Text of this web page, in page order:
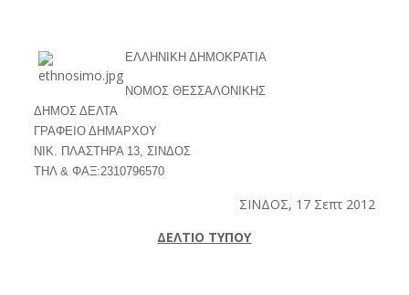
ΕΛΛΗΝΙΚΗ ΔΗΜΟΚΡΑΤΙΑ
ΝΟΜΟΣ ΘΕΣΣΑΛΟΝΙΚΗΣ
ΔΗΜΟΣ ΔΕΛΤΑ
ΓΡΑΦΕΙΟ ΔΗΜΑΡΧΟΥ
ΝΙΚ. ΠΛΑΣΤΗΡΑ 13, ΣΙΝΔΟΣ
ΤΗΛ & ΦΑΞ:2310796570
ΣΙΝΔΟΣ, 17 Σεπτ 2012
ΔΕΛΤΙΟ ΤΥΠΟΥ